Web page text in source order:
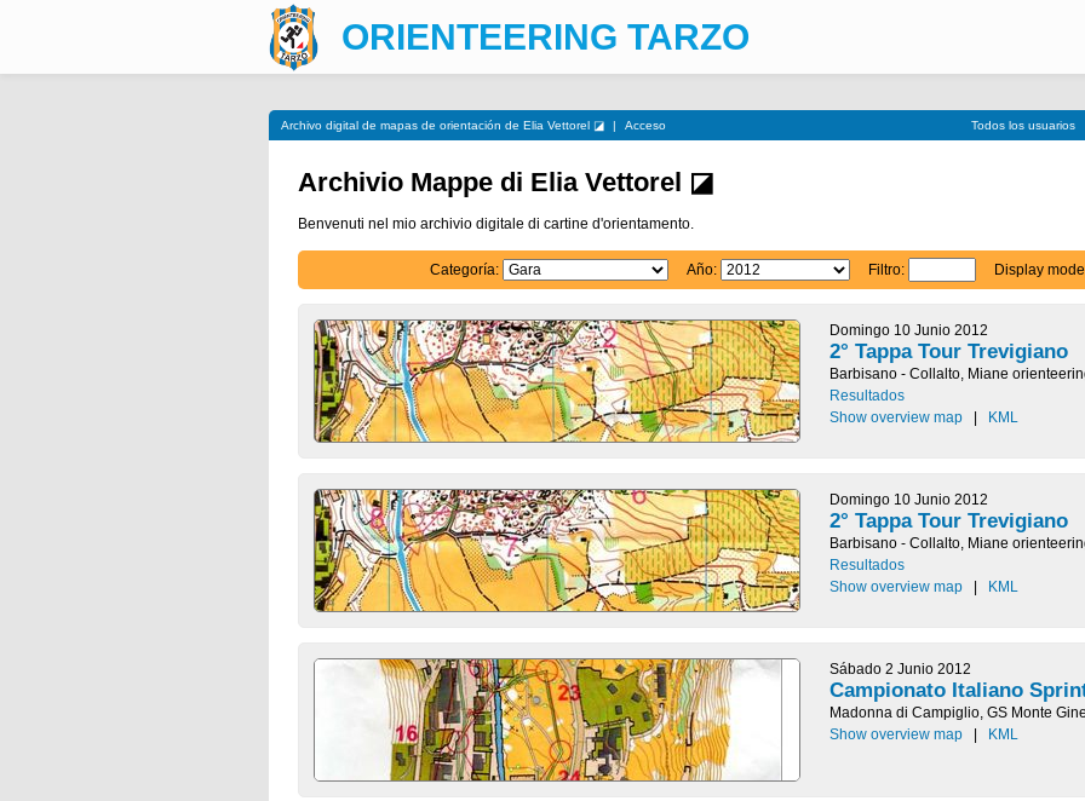
ORIENTEERING TARZO
Archivo digital de mapas de orientación de Elia Vettorel ◪ | Acceso Todos los usuarios
Archivio Mappe di Elia Vettorel ◪
Benvenuti nel mio archivio digitale di cartine d'orientamento.
Categoría: Año: Filtro: Display
Domingo 10 Junio 2012
2° Tappa Tour Trevigiano
Barbisano - Collalto, Miane
Resultados
Show overview map
| KML
Domingo 10 Junio 2012
2° Tappa Tour Trevigiano
Barbisano - Collalto, Miane
Resultados
Show overview map
| KML
Sábado 2 Junio 2012
Campionato Italiano
Madonna di Campiglio, GS Monte
Show overview map
| KML